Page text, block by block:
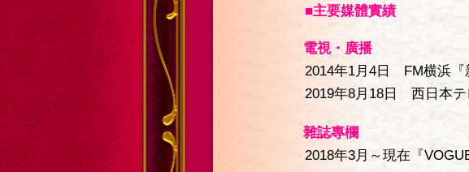
■主要媒體實績
電視・廣播
2014年1月4日 FM横浜『
2019年8月18日 西日本テ
雜誌專欄
2018年3月～現在『